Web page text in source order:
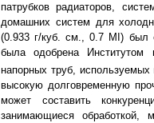
патрубков радиаторов,
домашних систем для
(0.933 г/куб. см., 0.7 MI) был
была одобрена Институтом
напорных труб, используемых
высокую долговременную
может составить
занимающиеся обработкой,